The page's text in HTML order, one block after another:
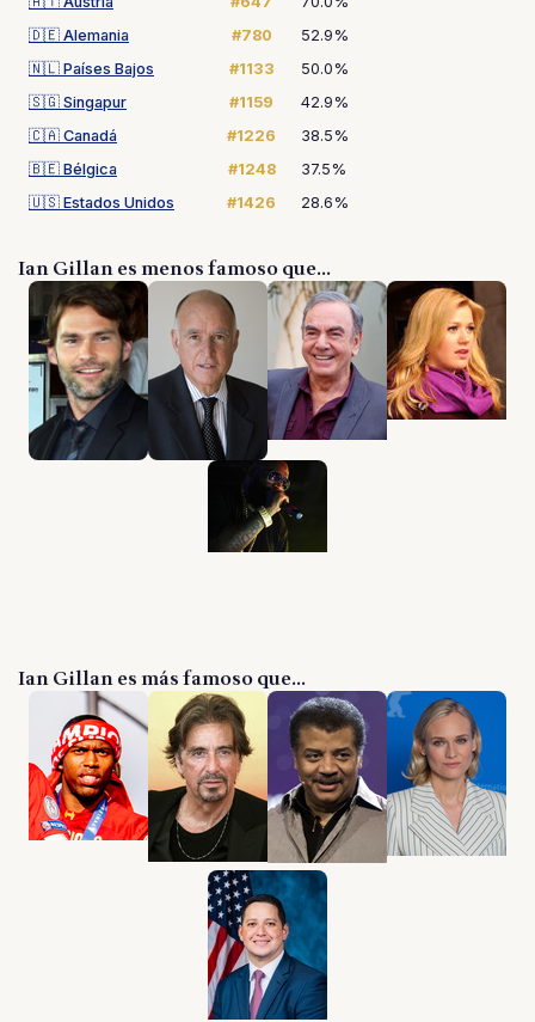
🇩🇪 Alemania #780
52.9%
🇳🇱 Países Bajos #1133
50.0%
🇸🇬 Singapur #1159
42.9%
🇨🇦 Canadá #1226
38.5%
🇧🇪 Bélgica #1248
37.5%
🇺🇸 Estados Unidos #1426 28.6%
Ian Gillan es menos famoso que...
Ian Gillan es más famoso que...